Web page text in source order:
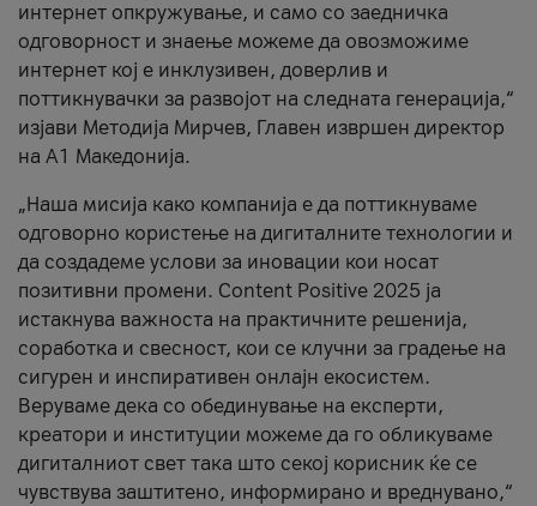
интернет опкружување, и само со заедничка
одговорност и знаење можеме да овозможиме
интернет кој е инклузивен, доверлив и
поттикнувачки за развојот на следната генерација,“
изјави Методија Мирчев, Главен извршен директор
на А1 Македонија.
„Наша мисија како компанија е да поттикнуваме
одговорно користење на дигиталните технологии и
да создадеме услови за иновации кои носат
позитивни промени. Content Positive 2025 ја
истакнува важноста на практичните решенија,
соработка и свесност, кои се клучни за градење на
сигурен и инспиративен онлајн екосистем.
Веруваме дека со обединување на експерти,
креатори и институции можеме да го обликуваме
дигиталниот свет така што секој корисник ќе се
чувствува заштитено, информирано и вреднувано,“